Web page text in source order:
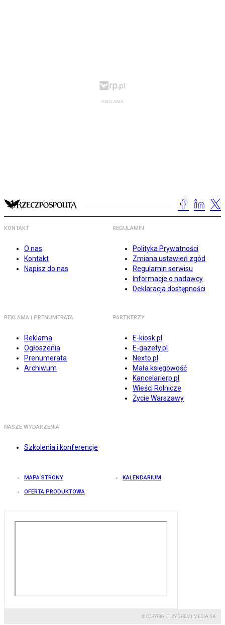
KONTAKT
O nas
Kontakt
Napisz do nas
REGULAMIN
Polityka Prywatności
Zmiana ustawień zgód
Regulamin serwisu
Informacje o nadawcy
Deklaracja dostępności
REKLAMA I PRENUMERATA
Reklama
Ogłoszenia
Prenumerata
Archiwum
PARTNERZY
E-kiosk.pl
E-gazety.pl
Nexto.pl
Mała księgowość
Kancelarierp.pl
Wieści Rolnicze
Życie Warszawy
NASZE WYDARZENIA
Szkolenia i konferencje
MAPA STRONY KALENDARIUM
OFERTA PRODUKTOWA
© COPYRIGHT BY GREMI MEDIA SA